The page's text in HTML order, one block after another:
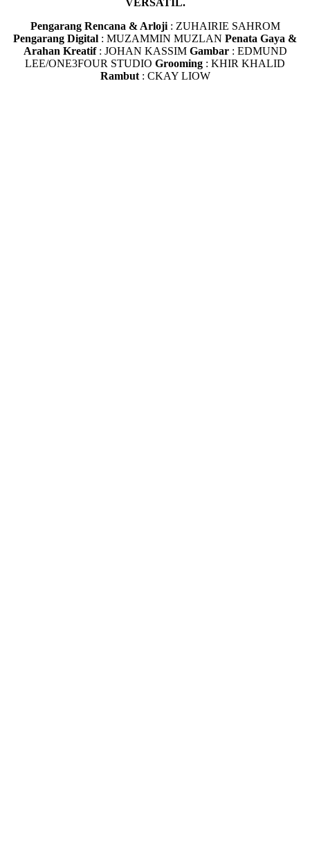
VERSATIL.
Pengarang Rencana & Arloji : ZUHAIRIE SAHROM
Pengarang Digital : MUZAMMIN MUZLAN Penata Gaya &
Arahan Kreatif : JOHAN KASSIM Gambar : EDMUND
LEE/ONE3FOUR STUDIO Grooming : KHIR KHALID
Rambut : CKAY LIOW